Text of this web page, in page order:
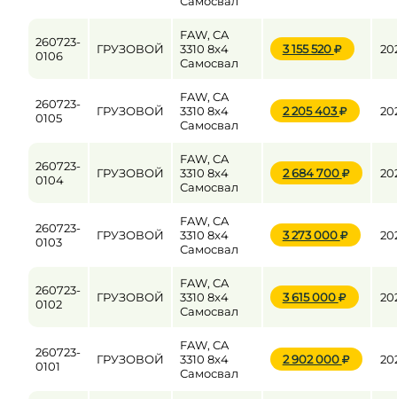
260723-
0106
ГРУЗОВОЙ
FAW, CA
3310 8x4
Самосвал
3 155 520
260723-
0105
ГРУЗОВОЙ
FAW, CA
3310 8x4
Самосвал
2 205 403
260723-
0104
ГРУЗОВОЙ
FAW, CA
3310 8x4
Самосвал
2 684 700
260723-
0103
ГРУЗОВОЙ
FAW, CA
3310 8x4
Самосвал
3 273 000
260723-
0102
ГРУЗОВОЙ
FAW, CA
3310 8x4
Самосвал
3 615 000
260723-
0101
ГРУЗОВОЙ
FAW, CA
3310 8x4
Самосвал
2 902 000